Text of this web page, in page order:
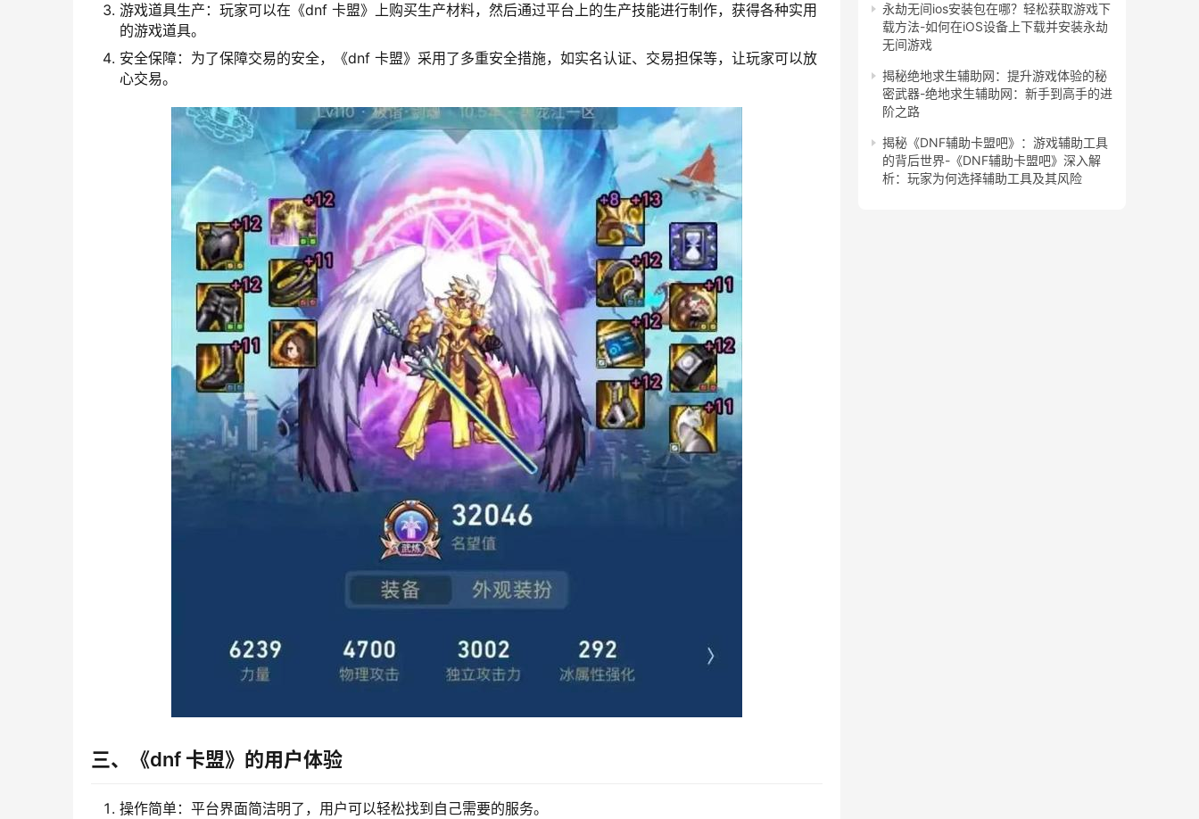
游戏道具生产：玩家可以在《dnf 卡盟》上购买生产材料，然后通过平台上的生产技能进行制作，获得各种实用
的游戏道具。
安全保障：为了保障交易的安全，《dnf 卡盟》采用了多重安全措施，如实名认证、交易担保等，让玩家可以放
心交易。
三、《dnf 卡盟》的用户体验
操作简单：平台界面简洁明了，用户可以轻松找到自己需要的服务。
永劫无间ios安装包在哪？轻松获取游戏下
载方法-如何在iOS设备上下载并安装永劫
无间游戏
揭秘绝地求生辅助网：提升游戏体验的秘
密武器-绝地求生辅助网：新手到高手的进
阶之路
揭秘《DNF辅助卡盟吧》：游戏辅助工具
的背后世界-《DNF辅助卡盟吧》深入解
析：玩家为何选择辅助工具及其风险